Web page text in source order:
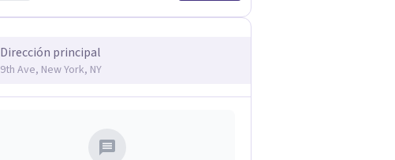
Dirección principal
9th Ave, New York, NY